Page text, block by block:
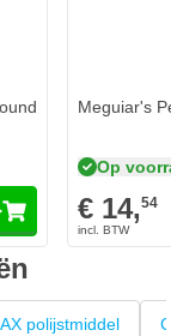
Meguiar's
Op
€ 14,54
polijstmiddel